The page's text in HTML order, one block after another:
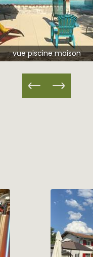
vue piscine maison